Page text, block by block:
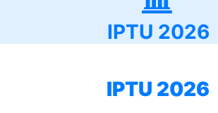
IPTU 2026
IPTU 2026